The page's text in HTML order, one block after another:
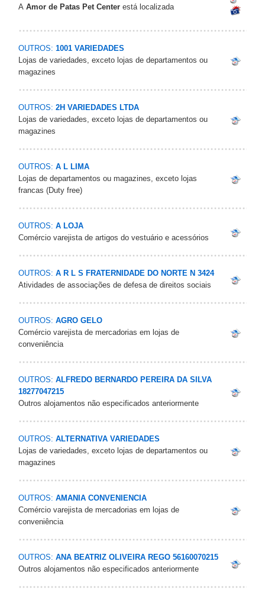
A Amor de Patas Pet Center está localizada
OUTROS: 1001 VARIEDADES
Lojas de variedades, exceto lojas de departamentos ou
magazines
OUTROS: 2H VARIEDADES LTDA
Lojas de variedades, exceto lojas de departamentos ou
magazines
OUTROS: A L LIMA
Lojas de departamentos ou magazines, exceto lojas
francas (Duty free)
OUTROS: A LOJA
Comércio varejista de artigos do vestuário e acessórios
OUTROS: A R L S FRATERNIDADE DO NORTE N 3424
Atividades de associações de defesa de direitos sociais
OUTROS: AGRO GELO
Comércio varejista de mercadorias em lojas de
conveniência
OUTROS: ALFREDO BERNARDO PEREIRA DA SILVA
18277047215
Outros alojamentos não especificados anteriormente
OUTROS: ALTERNATIVA VARIEDADES
Lojas de variedades, exceto lojas de departamentos ou
magazines
OUTROS: AMANIA CONVENIENCIA
Comércio varejista de mercadorias em lojas de
conveniência
OUTROS: ANA BEATRIZ OLIVEIRA REGO 56160070215
Outros alojamentos não especificados anteriormente